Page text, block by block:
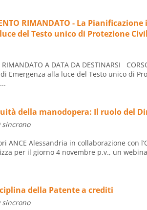
RIMANDATO - La
del Testo unico di Protezione
RIMANDATO A DATA DA DESTINARSI
Emergenza alla luce del Testo unico di
della manodopera: Il ruolo del
sincrono
ANCE Alessandria in collaborazione con
per il giorno 4 novembre p.v., un
della Patente a crediti
sincrono